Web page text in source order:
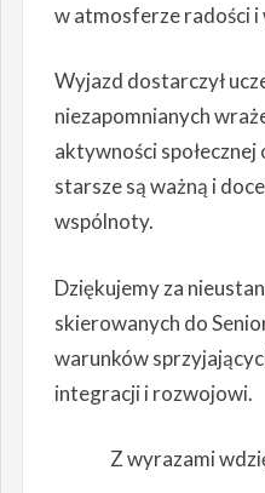
w atmosferze radości i
Wyjazd dostarczył
niezapomnianych
aktywności społecznej
starsze są ważną i
wspólnoty.
Dziękujemy za
skierowanych do
warunków
integracji i rozwojowi.
Z wyrazami